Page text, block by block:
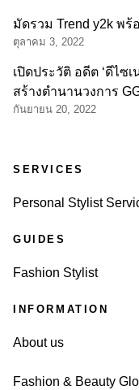
มัดรวม Trend y2k พร้
ตุลาคม 3, 2022
เปิดประวัติ อดีต ‘ดีไซเ
สร้างตำนานวงการ
กันยายน 20, 2022
SERVICES
Personal Stylist
GUIDES
Fashion Stylist
INFORMATION
About us
Fashion & Beauty